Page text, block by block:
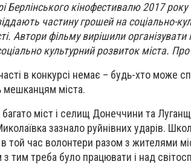
Берлінського кінофестивалю 2017
частину грошей на соціально-
Автори фільму вирішили
культурний розвиток міста.
в конкурсі немає – будь-хто може
мешканцям міста.
багато міст і селищ Донеччини та
зазнало руйнівних ударів.
той час волонтери разом з жителями
тим треба було працювати і над